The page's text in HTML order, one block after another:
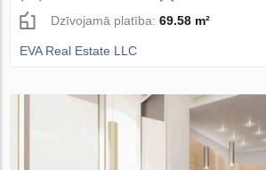
Dzīvojamā platība:69.58 m²
EVA Real Estate LLC